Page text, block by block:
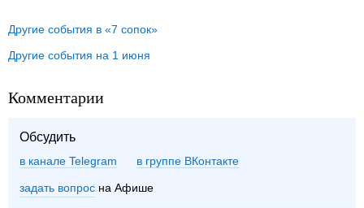
Другие события в «7 сопок»
Другие события на 1 июня
Комментарии
Обсудить
в канале Telegram группе ВКонтакте
задать вопрос на Афише